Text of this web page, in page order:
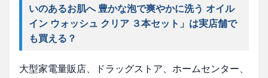
いのあるお肌へ 豊かな泡で爽やかに洗う オイル
イン ウォッシュ クリア ３本セット」は実店舗で
も買える？
大型家電量販店、ドラッグストア、ホームセンター、